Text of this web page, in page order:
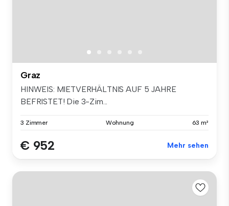
Graz
HINWEIS: MIETVERHÄLTNIS AUF 5 JAHRE
BEFRISTET! Die 3-Zim...
3 Zimmer Wohnung 63 m²
€ 952 Mehr sehen